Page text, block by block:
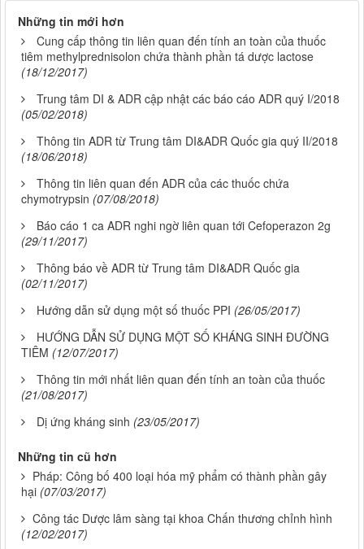
Những tin mới hơn
Cung cấp thông tin liên quan đến tính an toàn của thuốc
tiêm methylprednisolon chứa thành phần tá dược lactose
(18/12/2017)
Trung tâm DI & ADR cập nhật các báo cáo ADR quý I/2018
(05/02/2018)
Thông tin ADR từ Trung tâm DI&ADR Quốc gia quý II/2018
(18/06/2018)
Thông tin liên quan đến ADR của các thuốc chứa
chymotrypsin (07/08/2018)
Báo cáo 1 ca ADR nghi ngờ liên quan tới Cefoperazon 2g
(29/11/2017)
Thông báo về ADR từ Trung tâm DI&ADR Quốc gia
(02/11/2017)
Hướng dẫn sử dụng một số thuốc PPI (26/05/2017)
HƯỚNG DẪN SỬ DỤNG MỘT SỐ KHÁNG SINH ĐƯỜNG
TIÊM (12/07/2017)
Thông tin mới nhất liên quan đến tính an toàn của thuốc
(21/08/2017)
Dị ứng kháng sinh (23/05/2017)
Những tin cũ hơn
Pháp: Công bố 400 loại hóa mỹ phẩm có thành phần gây
hại (07/03/2017)
Công tác Dược lâm sàng tại khoa Chấn thương chỉnh hình
(12/02/2017)